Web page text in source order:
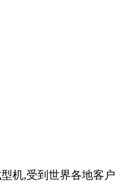
机,受到世界各地客